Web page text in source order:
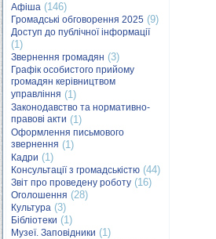
Афіша (146)
Громадські обговорення 2025 (9)
Доступ до публічної інформації
(1)
Звернення громадян (3)
Графік особистого прийому
громадян керівництвом
управління (1)
Законодавство та нормативно-
правові акти (1)
Оформлення письмового
звернення (1)
Кадри (1)
Консультації з громадськістю (44)
Звіт про проведену роботу (16)
Оголошення (28)
Культура (3)
Бібліотеки (1)
Музеї. Заповідники (1)